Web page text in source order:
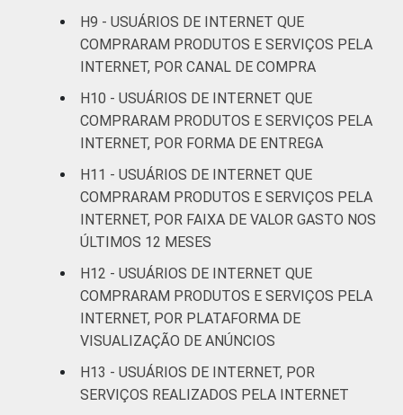
SM
Mais de 10 SM
Não tem renda 74
Não respondeu 21
CLASSE
SOCIAL
B 26
C
DE
H9 - USUÁRIOS DE INTERNET QUE
COMPRARAM PRODUTOS E SERVIÇOS PELA
INTERNET, POR CANAL DE COMPRA
H10 - USUÁRIOS DE INTERNET QUE
COMPRARAM PRODUTOS E SERVIÇOS PELA
INTERNET, POR FORMA DE ENTREGA
H11 - USUÁRIOS DE INTERNET QUE
COMPRARAM PRODUTOS E SERVIÇOS PELA
INTERNET, POR FAIXA DE VALOR GASTO NOS
ÚLTIMOS 12 MESES
H12 - USUÁRIOS DE INTERNET QUE
COMPRARAM PRODUTOS E SERVIÇOS PELA
INTERNET, POR PLATAFORMA DE
VISUALIZAÇÃO DE ANÚNCIOS
H13 - USUÁRIOS DE INTERNET, POR
SERVIÇOS REALIZADOS PELA INTERNET